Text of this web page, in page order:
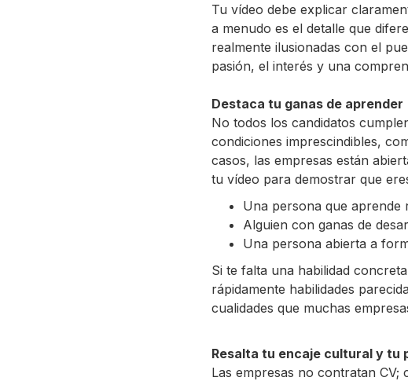
Tu vídeo debe explicar
a menudo es el detalle que
realmente ilusionadas con el
pasión, el interés y una
Destaca tu ganas de aprender
No todos los candidatos
condiciones imprescindibles,
casos, las empresas están
tu vídeo para demostrar que
Una persona que aprende
Alguien con ganas de
Una persona abierta a
Si te falta una habilidad
rápidamente habilidades
cualidades que muchas
Resalta tu encaje cultural y tu
Las empresas no contratan